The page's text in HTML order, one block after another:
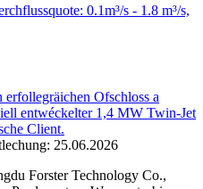
Ofschloss a
entwéckelter 1,4 MW Twin-Jet
Client.
25.06.2026
Forster Technology Co.,